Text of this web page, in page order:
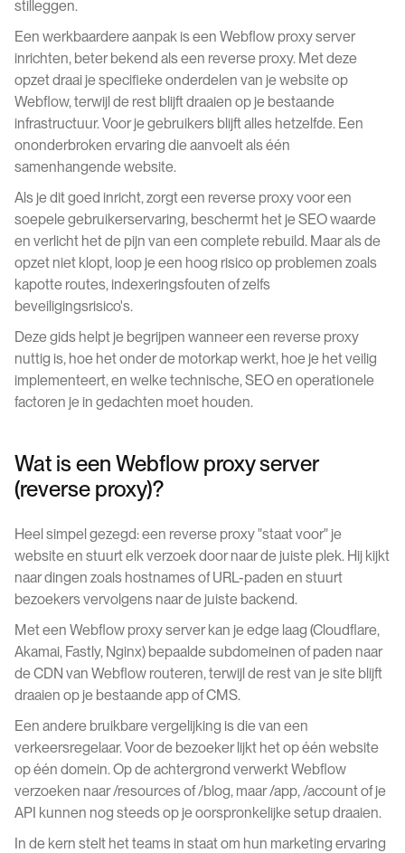
stilleggen.
Een werkbaardere aanpak is een Webflow proxy server
inrichten, beter bekend als een reverse proxy. Met deze
opzet draai je specifieke onderdelen van je website op
Webflow, terwijl de rest blijft draaien op je bestaande
infrastructuur. Voor je gebruikers blijft alles hetzelfde. Een
ononderbroken ervaring die aanvoelt als één
samenhangende website.
Als je dit goed inricht, zorgt een reverse proxy voor een
soepele gebruikerservaring, beschermt het je SEO waarde
en verlicht het de pijn van een complete rebuild. Maar als de
opzet niet klopt, loop je een hoog risico op problemen zoals
kapotte routes, indexeringsfouten of zelfs
beveiligingsrisico's.
Deze gids helpt je begrijpen wanneer een reverse proxy
nuttig is, hoe het onder de motorkap werkt, hoe je het veilig
implementeert, en welke technische, SEO en operationele
factoren je in gedachten moet houden.
Wat is een Webflow proxy server
(reverse proxy)?
Heel simpel gezegd: een reverse proxy "staat voor" je
website en stuurt elk verzoek door naar de juiste plek. Hij kijkt
naar dingen zoals hostnames of URL-paden en stuurt
bezoekers vervolgens naar de juiste backend.
Met een Webflow proxy server kan je edge laag (Cloudflare,
Akamai, Fastly, Nginx) bepaalde subdomeinen of paden naar
de CDN van Webflow routeren, terwijl de rest van je site blijft
draaien op je bestaande app of CMS.
Een andere bruikbare vergelijking is die van een
verkeersregelaar. Voor de bezoeker lijkt het op één website
op één domein. Op de achtergrond verwerkt Webflow
verzoeken naar /resources of /blog, maar /app, /account of je
API kunnen nog steeds op je oorspronkelijke setup draaien.
In de kern stelt het teams in staat om hun marketing ervaring